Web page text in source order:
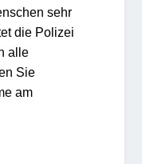
sehr
die Polizei
alle
Sie
am